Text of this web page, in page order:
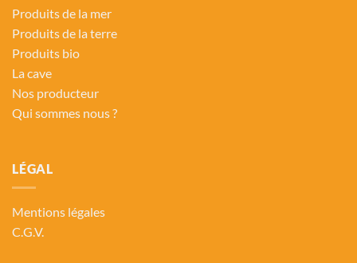
Produits de la mer
Produits de la terre
Produits bio
La cave
Nos producteur
Qui sommes nous ?
LÉGAL
Mentions légales
C.G.V.